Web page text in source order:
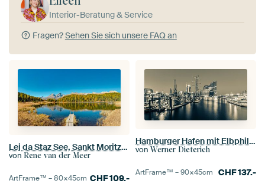
Interior-Beratung & Service
Fragen?Sehen Sie sich unsere FAQ an
Lej da Staz See, Sankt Moritz, Graubünden, Engadin, Schweiz
von Rene van der Meer
ArtFrame™ –80×45cm CHF109.-
Hamburger Hafen mit Elbphilharmonie in Hamburg - Monochrom
von Werner Dieterich
ArtFrame™ –90×45cm CHF137.-